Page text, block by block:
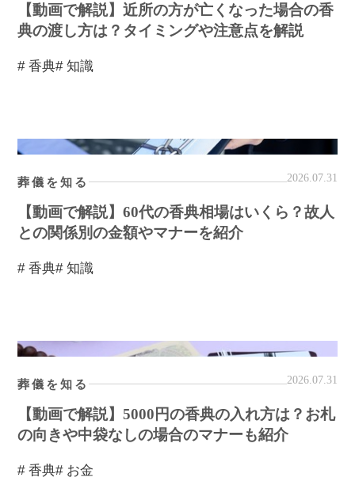
【動画で解説】近所の方が亡くなった場合の香
典の渡し方は？タイミングや注意点を解説
# 香典# 知識
葬儀を知る 2026.07.31
【動画で解説】60代の香典相場はいくら？故人
との関係別の金額やマナーを紹介
# 香典# 知識
葬儀を知る 2026.07.31
【動画で解説】5000円の香典の入れ方は？お札
の向きや中袋なしの場合のマナーも紹介
# 香典# お金